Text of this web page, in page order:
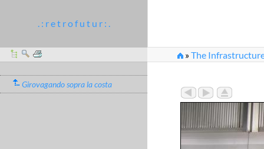
. : r e t r o f u t u r : .
»The
Girovagando sopra la costa